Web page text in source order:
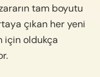
tam boyutu
çıkan her yeni
için oldukça